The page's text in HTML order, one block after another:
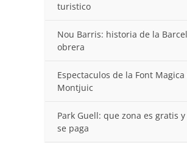
turistico
Nou Barris: historia de la
obrera
Espectaculos de la Font Magica
Montjuic
Park Guell: que zona es gratis
se paga